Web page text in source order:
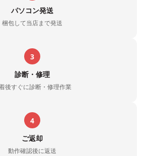
パソコン発送
梱包して当店まで発送
3
診断・修理
後すぐに診断・修理作業
4
ご返却
動作確認後に返送